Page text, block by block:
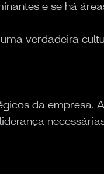
e se há
verdadeira
da empresa.